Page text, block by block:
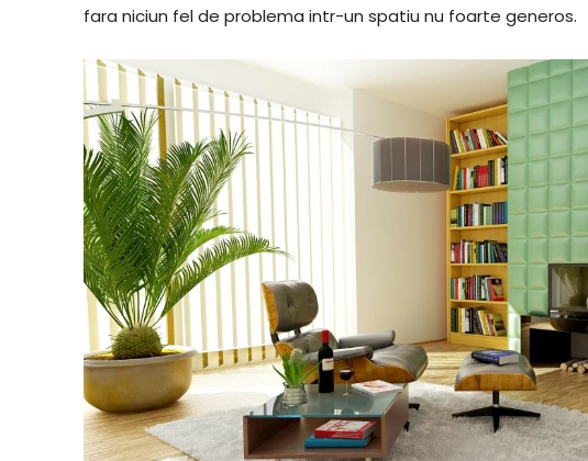
fara niciun fel de problema intr-un spatiu nu foarte generos.